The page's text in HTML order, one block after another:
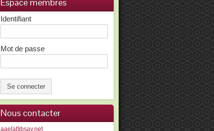
Identifiant
Mot de passe
Nous contacter
aae[at]jbsay.net